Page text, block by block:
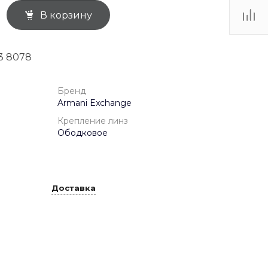
В корзину
8078
Бренд
Armani Exchange
Крепление линз
Ободковое
Доставка